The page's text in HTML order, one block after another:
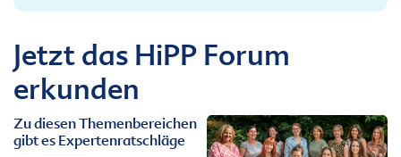
Jetzt das HiPP Forum
erkunden
Zu diesen Themenbereichen
gibt es Expertenratschläge